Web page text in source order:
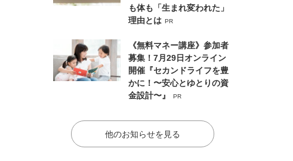
も体も「生まれ変われた」
理由とは PR
《無料マネー講座》参加者
募集！7月29日オンライン
開催『セカンドライフを豊
かに！〜安心とゆとりの資
金設計〜』
PR
他のお知らせを見る